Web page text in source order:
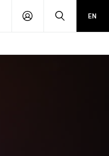
PŘIHLÁSIT HLEDATEN